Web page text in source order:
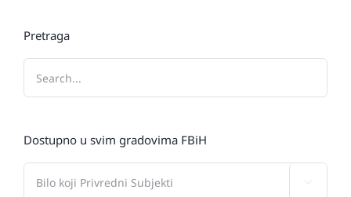
Pretraga
Dostupno u svim gradovima FBiH